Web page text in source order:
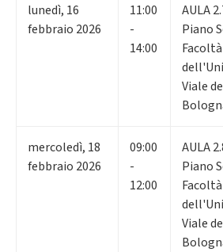
lunedì, 16
febbraio 2026
11:00
-
14:00
AULA
Piano
Viale
mercoledì, 18
febbraio 2026
09:00
-
12:00
AULA
Piano
Viale